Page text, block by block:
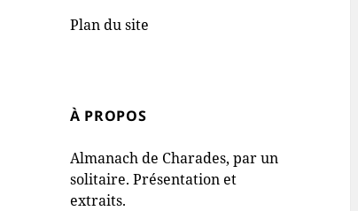
Plan du site
À PROPOS
Almanach de Charades, par un
solitaire. Présentation et
extraits.